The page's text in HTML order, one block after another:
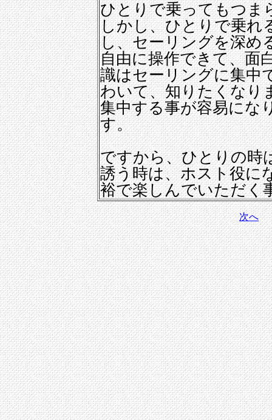
ひとりで乗ってもつま
しかし、ひとりで乗れ
し、セーリングを深め
自由に操作できて、面
識はセーリングに集中
わいて、知りたくなり
集中する事が容易にな
す。
ですから、ひとりの時
誘う時は、ホスト役に
裕で楽しんでいただく
次へ